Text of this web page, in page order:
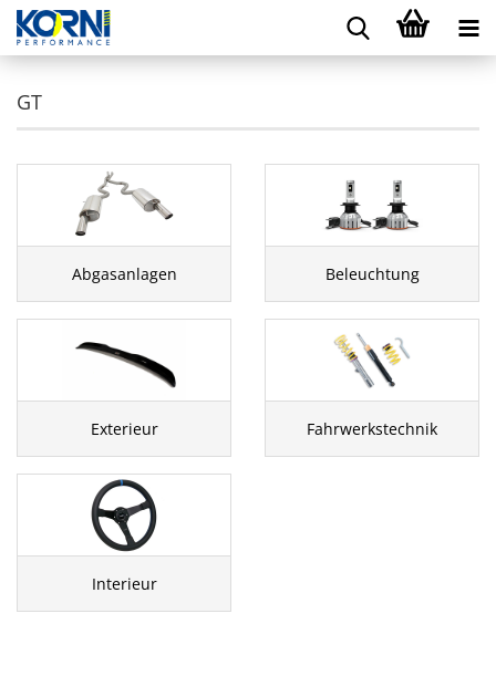
GT
Abgasanlagen Beleuchtung
Exterieur Fahrwerkstechnik
Interieur